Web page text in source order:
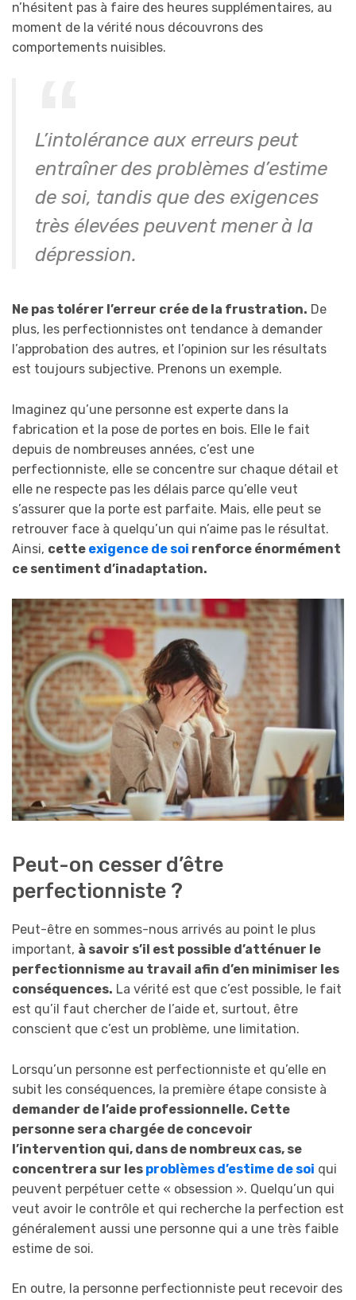
n’hésitent pas à faire des heures supplémentaires, au
moment de la vérité nous découvrons des
comportements nuisibles.
L’intolérance aux erreurs peut
entraîner des problèmes d’estime
de soi, tandis que des exigences
très élevées peuvent mener à la
dépression.
Ne pas tolérer l’erreur crée de la frustration. De
plus, les perfectionnistes ont tendance à demander
l’approbation des autres, et l’opinion sur les résultats
est toujours subjective. Prenons un exemple.
Imaginez qu’une personne est experte dans la
fabrication et la pose de portes en bois. Elle le fait
depuis de nombreuses années, c’est une
perfectionniste, elle se concentre sur chaque détail et
elle ne respecte pas les délais parce qu’elle veut
s’assurer que la porte est parfaite. Mais, elle peut se
retrouver face à quelqu’un qui n’aime pas le résultat.
Ainsi, cette exigence de soi renforce énormément
ce sentiment d’inadaptation.
Peut-on cesser d’être
perfectionniste ?
Peut-être en sommes-nous arrivés au point le plus
important, à savoir s’il est possible d’atténuer le
perfectionnisme au travail afin d’en minimiser les
conséquences. La vérité est que c’est possible, le fait
est qu’il faut chercher de l’aide et, surtout, être
conscient que c’est un problème, une limitation.
Lorsqu’un personne est perfectionniste et qu’elle en
subit les conséquences, la première étape consiste à
demander de l’aide professionnelle. Cette
personne sera chargée de concevoir
l’intervention qui, dans de nombreux cas, se
concentrera sur les problèmes d’estime de soi qui
peuvent perpétuer cette « obsession ». Quelqu’un qui
veut avoir le contrôle et qui recherche la perfection est
généralement aussi une personne qui a une très faible
estime de soi.
En outre, la personne perfectionniste peut recevoir des